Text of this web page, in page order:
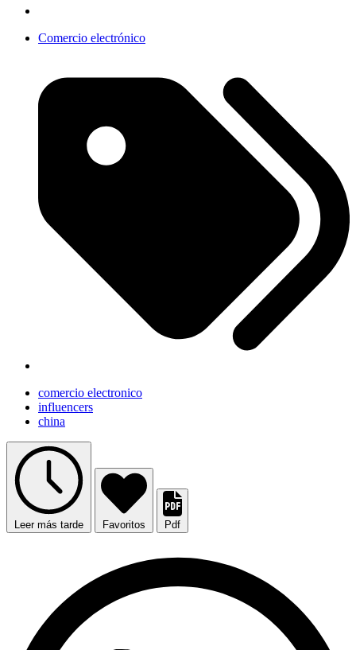
Comercio electrónico
comercio electronico
influencers
china
Leer más tarde Favoritos Pdf